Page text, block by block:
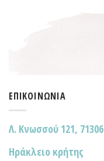
ΕΠΙΚΟΙΝΩΝΊΑ
Λ. Κνωσσού 121, 71306
Ηράκλειο κρήτης